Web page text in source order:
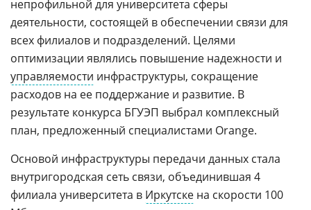
непрофильной для университета сферы
деятельности, состоящей в обеспечении связи для
всех филиалов и подразделений. Целями
оптимизации являлись повышение надежности и
управляемости инфраструктуры, сокращение
расходов на ее поддержание и развитие. В
результате конкурса БГУЭП выбрал комплексный
план, предложенный специалистами Orange.
Основой инфраструктуры передачи данных стала
внутригородская сеть связи, объединившая 4
филиала университета в Иркутске на скорости 100